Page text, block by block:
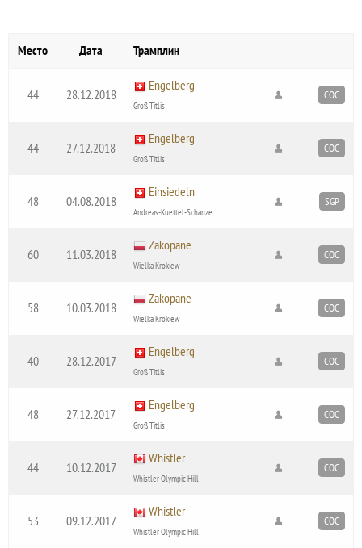
Место Дата Трамплин
44 28.12.2018
Engelberg
Groß Titlis
COC
44 27.12.2018
Engelberg
Groß Titlis
COC
48 04.08.2018
Einsiedeln
Andreas-Kuettel-Schanze
SGP
60 11.03.2018
Zakopane
Wielka Krokiew
COC
58 10.03.2018
Zakopane
Wielka Krokiew
COC
40 28.12.2017
Engelberg
Groß Titlis
COC
48 27.12.2017
Engelberg
Groß Titlis
COC
44 10.12.2017
Whistler
Whistler Olympic Hill
COC
53 09.12.2017
Whistler
Whistler Olympic Hill
COC